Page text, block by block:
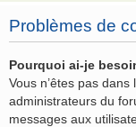
Problèmes de
Pourquoi ai-je
Vous n’êtes pas
administrateurs du
messages aux